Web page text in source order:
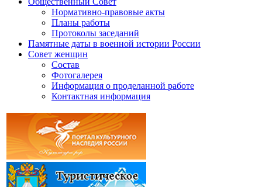
Нормативно-правовые акты
Планы работы
Протоколы заседаний
Памятные даты в военной истории России
Совет женщин
Состав
Фотогалерея
Информация о проделанной работе
Контактная информация